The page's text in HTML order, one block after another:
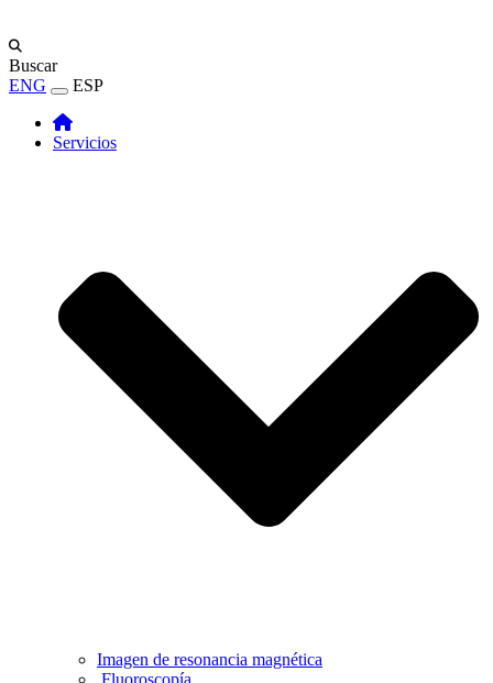
Buscar
ENG
ESP
Servicios
Imagen de resonancia magnética